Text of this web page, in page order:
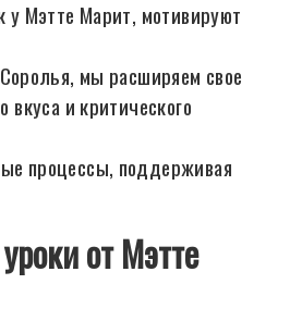
у Мэтте Марит, мотивируют
мы расширяем свое
вкуса и критического
процессы, поддерживая
от Мэтте